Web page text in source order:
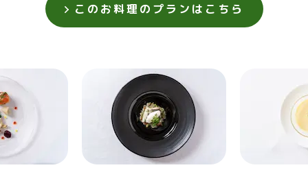
このお料理のプランはこちら